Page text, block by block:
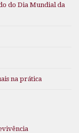
do Dia Mundial da
na prática